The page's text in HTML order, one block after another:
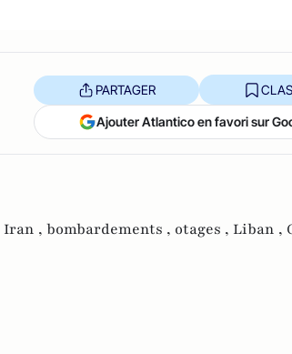
PARTAGER
Ajouter Atlantico en favori sur
Iran , bombardements , otages , Liban ,